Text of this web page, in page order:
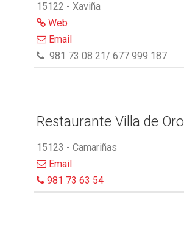
15122 - Xaviña
Web
Email
981 73 08 21/ 677 999 187
Restaurante Villa de Oro
15123 - Camariñas
Email
981 73 63 54